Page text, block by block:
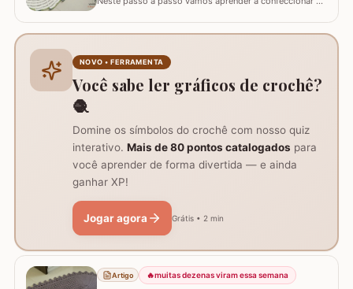
multicolor para contorno, flores e folhas. Se for utilizar
como trilho de mesa aconselho um fio…
NOVO • FERRAMENTA
Você sabe ler gráficos de crochê?
🧶
Domine os símbolos do crochê com nosso quiz
interativo. Mais de 80 pontos catalogados para
você aprender de forma divertida — e ainda
ganhar XP!
Jogar agora Grátis • 2 min
Artigo 🔥muitas dezenas viram essa semana